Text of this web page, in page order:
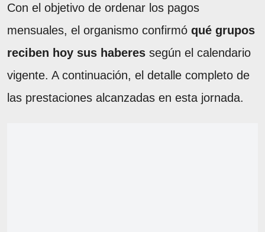
Con el objetivo de ordenar los pagos
mensuales, el organismo confirmó qué grupos
reciben hoy sus haberes según el calendario
vigente. A continuación, el detalle completo de
las prestaciones alcanzadas en esta jornada.